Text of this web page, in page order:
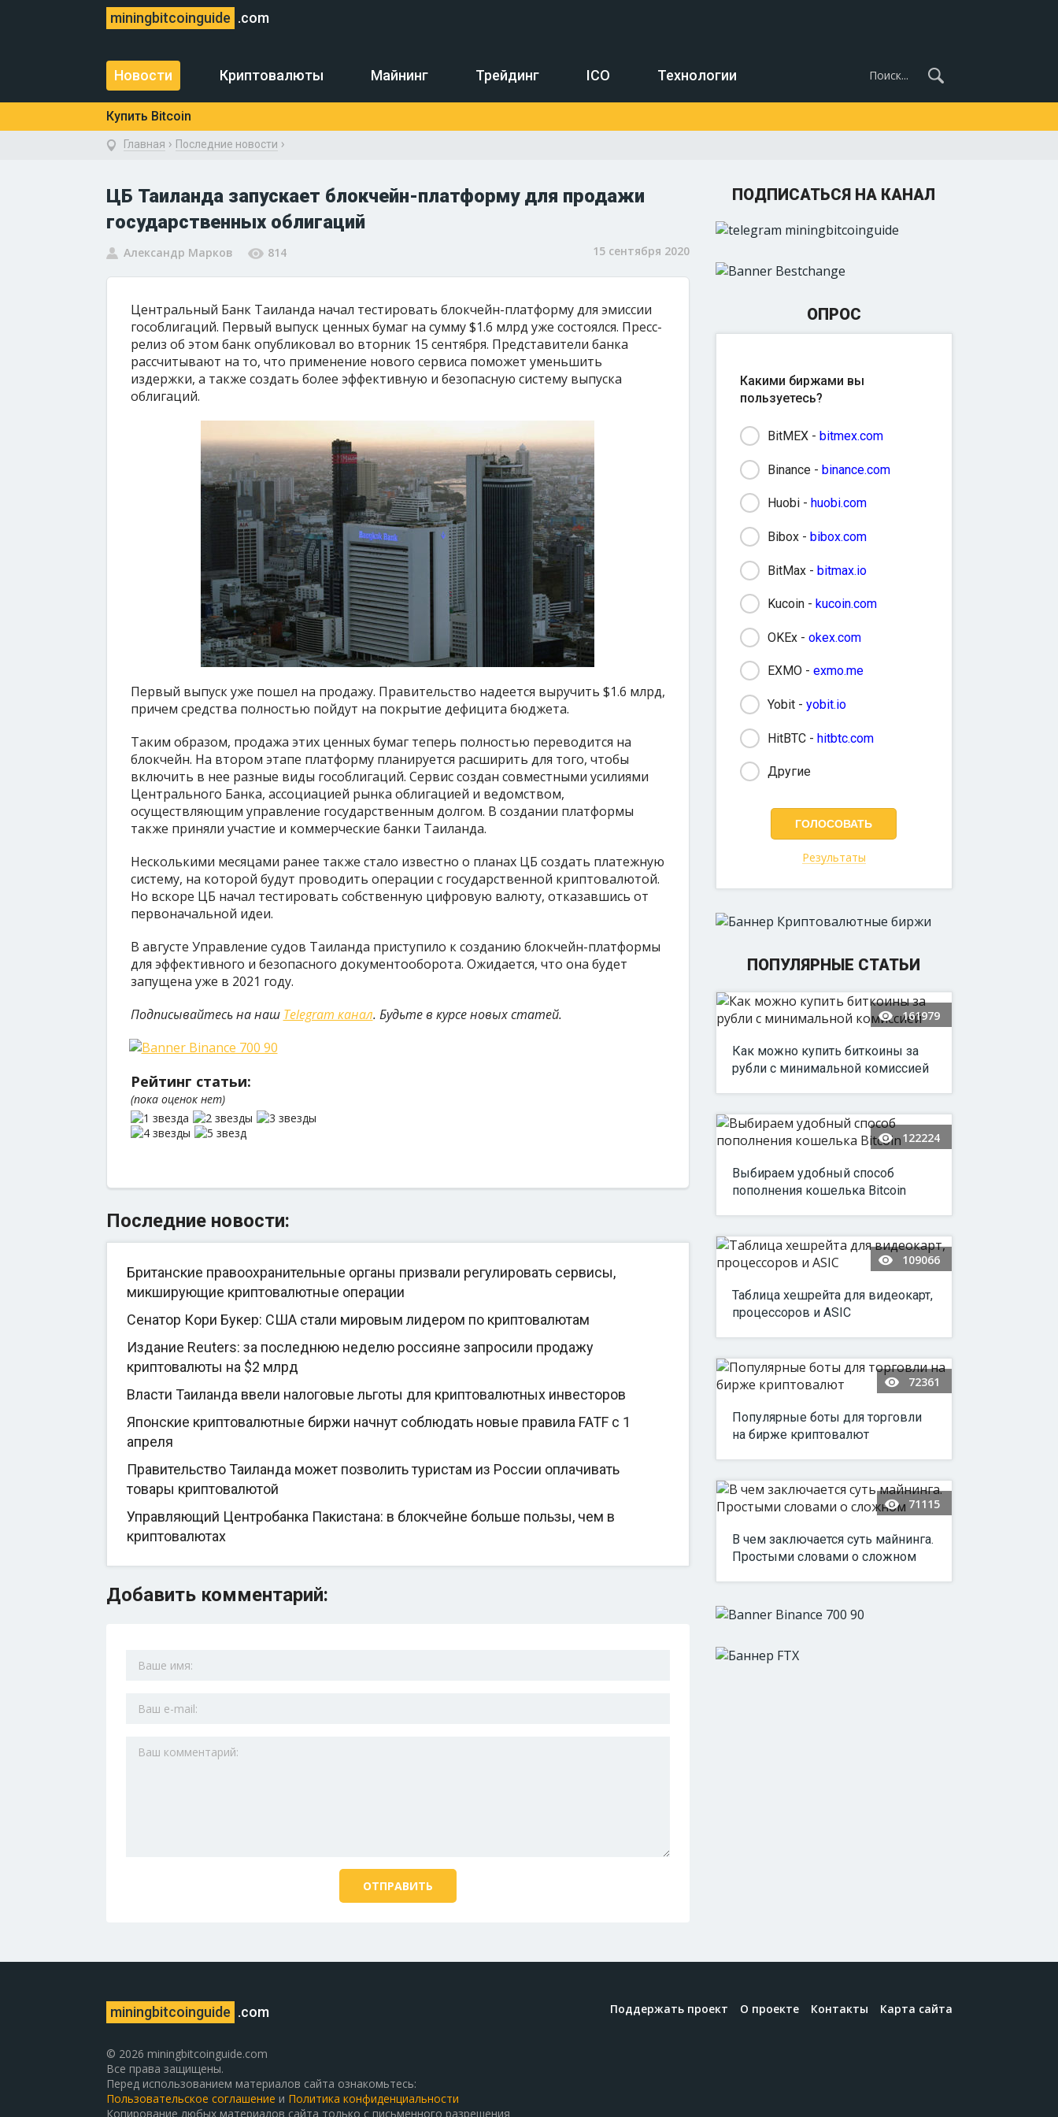
miningbitcoinguide .com
Новости Криптовалюты Майнинг Трейдинг ICO Технологии
Купить Bitcoin
Главная › Последние новости ›
ЦБ Таиланда запускает блокчейн-платформу для продажи
государственных облигаций
Александр Марков 814 15 сентября 2020
Центральный Банк Таиланда начал тестировать блокчейн-платформу для эмиссии
гособлигаций. Первый выпуск ценных бумаг на сумму $1.6 млрд уже состоялся. Пресс-
релиз об этом банк опубликовал во вторник 15 сентября. Представители банка
рассчитывают на то, что применение нового сервиса поможет уменьшить
издержки, а также создать более эффективную и безопасную систему выпуска
облигаций.
Первый выпуск уже пошел на продажу. Правительство надеется выручить $1.6 млрд,
причем средства полностью пойдут на покрытие дефицита бюджета.
Таким образом, продажа этих ценных бумаг теперь полностью переводится на
блокчейн. На втором этапе платформу планируется расширить для того, чтобы
включить в нее разные виды гособлигаций. Сервис создан совместными усилиями
Центрального Банка, ассоциацией рынка облигацией и ведомством,
осуществляющим управление государственным долгом. В создании платформы
также приняли участие и коммерческие банки Таиланда.
Несколькими месяцами ранее также стало известно о планах ЦБ создать платежную
систему, на которой будут проводить операции с государственной криптовалютой.
Но вскоре ЦБ начал тестировать собственную цифровую валюту, отказавшись от
первоначальной идеи.
В августе Управление судов Таиланда приступило к созданию блокчейн-платформы
для эффективного и безопасного документооборота. Ожидается, что она будет
запущена уже в 2021 году.
Подписывайтесь на наш Telegram канал. Будьте в курсе новых статей.
Рейтинг статьи:
(пока оценок нет)
Последние новости:
Британские правоохранительные органы призвали регулировать сервисы,
микширующие криптовалютные операции
Сенатор Кори Букер: США стали мировым лидером по криптовалютам
Издание Reuters: за последнюю неделю россияне запросили продажу
криптовалюты на $2 млрд
Власти Таиланда ввели налоговые льготы для криптовалютных инвесторов
Японские криптовалютные биржи начнут соблюдать новые правила FATF с 1
апреля
Правительство Таиланда может позволить туристам из России оплачивать
товары криптовалютой
Управляющий Центробанка Пакистана: в блокчейне больше пользы, чем в
криптовалютах
Добавить комментарий:
ПОДПИСАТЬСЯ НА КАНАЛ
ОПРОС
Какими биржами вы
пользуетесь?
BitMEX - bitmex.com
Binance - binance.com
Huobi - huobi.com
Bibox - bibox.com
BitMax - bitmax.io
Kucoin - kucoin.com
OKEx - okex.com
EXMO - exmo.me
Yobit - yobit.io
HitBTC - hitbtc.com
Другие
Результаты
ПОПУЛЯРНЫЕ СТАТЬИ
161979
Как можно купить биткоины за
рубли с минимальной комиссией
122224
Выбираем удобный способ
пополнения кошелька Bitcoin
109066
Таблица хешрейта для видеокарт,
процессоров и ASIC
72361
Популярные боты для торговли
на бирже криптовалют
71115
В чем заключается суть майнинга.
Простыми словами о сложном
miningbitcoinguide .com
© 2026 miningbitcoinguide.com
Все права защищены.
Перед использованием материалов сайта ознакомьтесь:
Пользовательское соглашение и Политика конфиденциальности
Копирование любых материалов сайта только с письменного разрешения
Поддержать проект О проекте Контакты Карта сайта